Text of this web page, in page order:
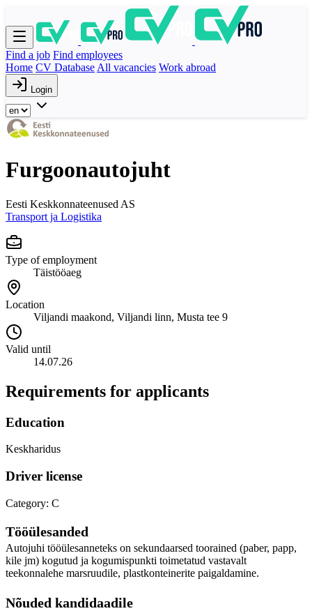
Find a job Find employees
Home CV Database All vacancies Work abroad
Login
Furgoonautojuht
Eesti Keskkonnateenused AS
Transport ja Logistika
Type of employment
Täistööaeg
Location
Viljandi maakond, Viljandi linn, Musta tee 9
Valid until
14.07.26
Requirements for applicants
Education
Keskharidus
Driver license
Category: C
Tööülesanded
Autojuhi tööülesanneteks on sekundaarsed toorained (paber, papp,
kile jm) kogutud ja kogumispunkti toimetatud vastavalt
teekonnalehe marsruudile, plastkonteinerite paigaldamine.
Nõuded kandidaadile